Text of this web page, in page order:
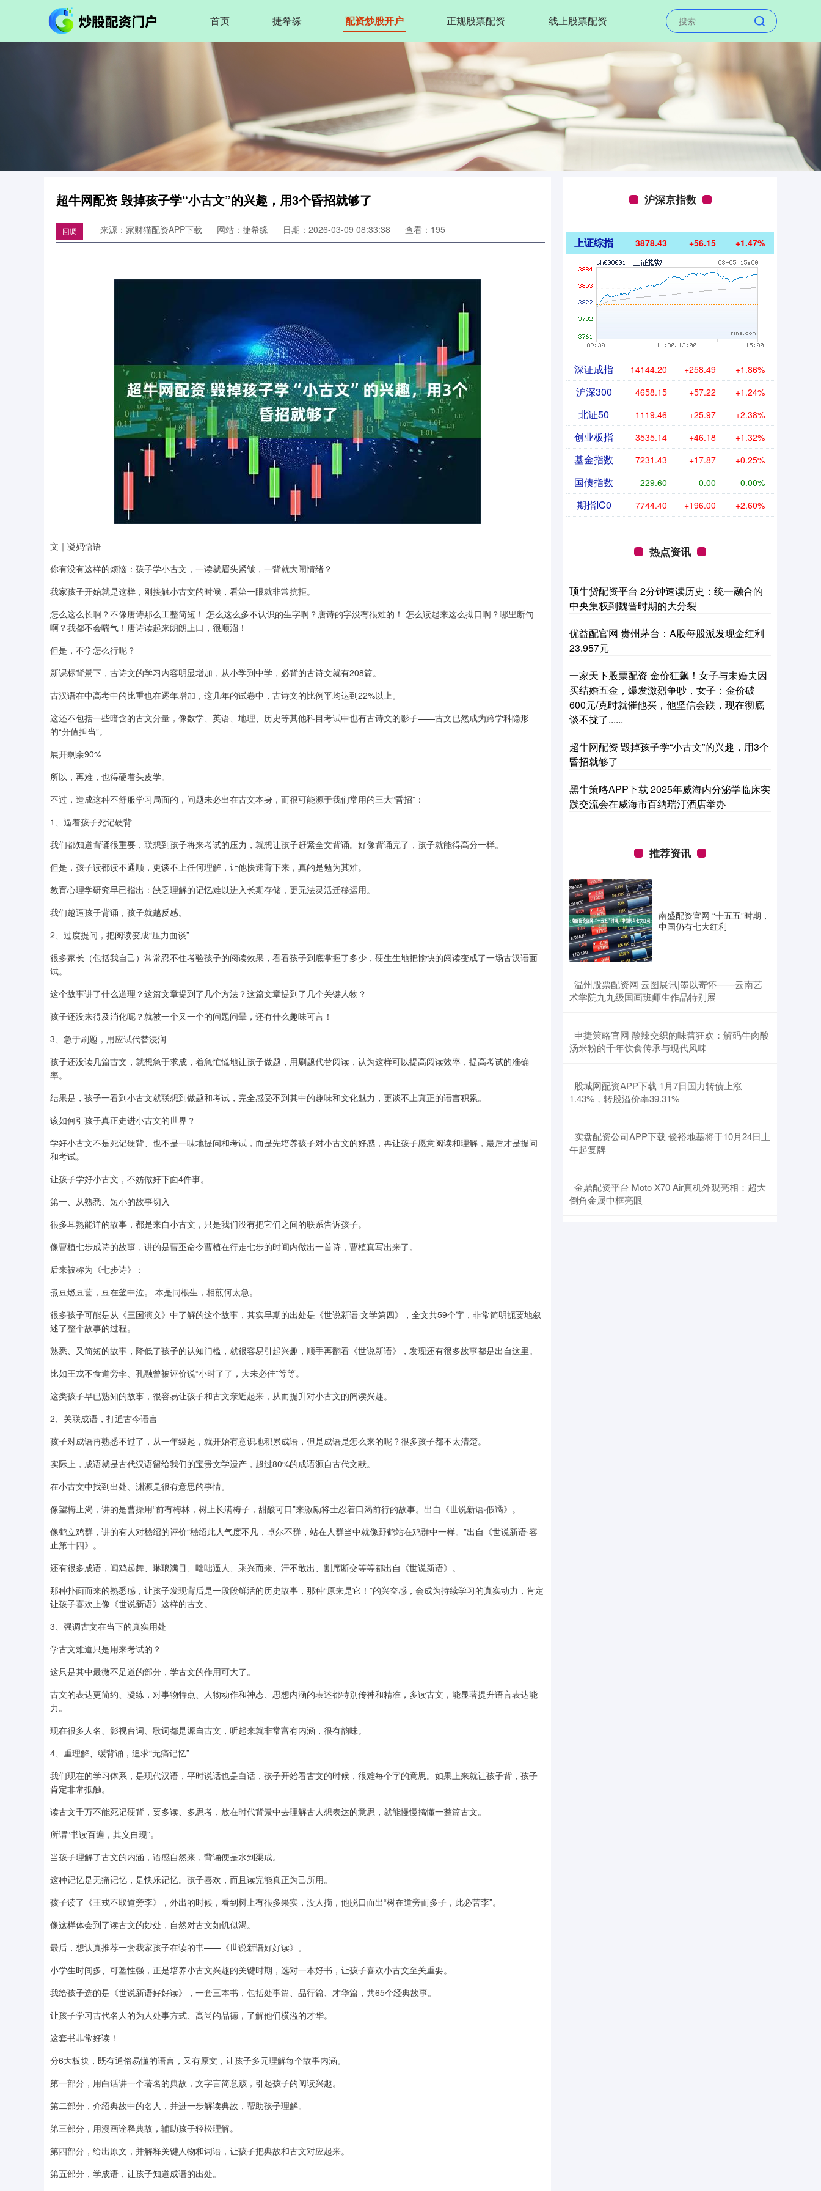
首页 捷希缘 配资炒股开户 正规股票配资 线上股票配资
超牛网配资 毁掉孩子学“小古文”的兴趣，用3个昏招就够了
回调 来源：家财猫配资APP下载 网站：捷希缘 日期：2026-03-09 08:33:38 查看：195
文｜凝妈悟语
你有没有这样的烦恼：孩子学小古文，一读就眉头紧皱，一背就大闹情绪？
我家孩子开始就是这样，刚接触小古文的时候，看第一眼就非常抗拒。
怎么这么长啊？不像唐诗那么工整简短！ 怎么这么多不认识的生字啊？唐诗的字没有很难的！ 怎么读起来这么拗口啊？哪里断句
啊？我都不会喘气！唐诗读起来朗朗上口，很顺溜！
但是，不学怎么行呢？
新课标背景下，古诗文的学习内容明显增加，从小学到中学，必背的古诗文就有208篇。
古汉语在中高考中的比重也在逐年增加，这几年的试卷中，古诗文的比例平均达到22%以上。
这还不包括一些暗含的古文分量，像数学、英语、地理、历史等其他科目考试中也有古诗文的影子——古文已然成为跨学科隐形
的“分值担当”。
展开剩余90%
所以，再难，也得硬着头皮学。
不过，造成这种不舒服学习局面的，问题未必出在古文本身，而很可能源于我们常用的三大“昏招”：
1、逼着孩子死记硬背
我们都知道背诵很重要，联想到孩子将来考试的压力，就想让孩子赶紧全文背诵。好像背诵完了，孩子就能得高分一样。
但是，孩子读都读不通顺，更谈不上任何理解，让他快速背下来，真的是勉为其难。
教育心理学研究早已指出：缺乏理解的记忆难以进入长期存储，更无法灵活迁移运用。
我们越逼孩子背诵，孩子就越反感。
2、过度提问，把阅读变成“压力面谈”
很多家长（包括我自己）常常忍不住考验孩子的阅读效果，看看孩子到底掌握了多少，硬生生地把愉快的阅读变成了一场古汉语面
试。
这个故事讲了什么道理？这篇文章提到了几个方法？这篇文章提到了几个关键人物？
孩子还没来得及消化呢？就被一个又一个的问题问晕，还有什么趣味可言！
3、急于刷题，用应试代替浸润
孩子还没读几篇古文，就想急于求成，着急忙慌地让孩子做题，用刷题代替阅读，认为这样可以提高阅读效率，提高考试的准确
率。
结果是，孩子一看到小古文就联想到做题和考试，完全感受不到其中的趣味和文化魅力，更谈不上真正的语言积累。
该如何引孩子真正走进小古文的世界？
学好小古文不是死记硬背、也不是一味地提问和考试，而是先培养孩子对小古文的好感，再让孩子愿意阅读和理解，最后才是提问
和考试。
让孩子学好小古文，不妨做好下面4件事。
第一、从熟悉、短小的故事切入
很多耳熟能详的故事，都是来自小古文，只是我们没有把它们之间的联系告诉孩子。
像曹植七步成诗的故事，讲的是曹丕命令曹植在行走七步的时间内做出一首诗，曹植真写出来了。
后来被称为《七步诗》：
煮豆燃豆葚，豆在釜中泣。 本是同根生，相煎何太急。
很多孩子可能是从《三国演义》中了解的这个故事，其实早期的出处是《世说新语·文学第四》，全文共59个字，非常简明扼要地叙
述了整个故事的过程。
熟悉、又简短的故事，降低了孩子的认知门槛，就很容易引起兴趣，顺手再翻看《世说新语》，发现还有很多故事都是出自这里。
比如王戎不食道旁李、孔融曾被评价说“小时了了，大未必佳”等等。
这类孩子早已熟知的故事，很容易让孩子和古文亲近起来，从而提升对小古文的阅读兴趣。
2、关联成语，打通古今语言
孩子对成语再熟悉不过了，从一年级起，就开始有意识地积累成语，但是成语是怎么来的呢？很多孩子都不太清楚。
实际上，成语就是古代汉语留给我们的宝贵文学遗产，超过80%的成语源自古代文献。
在小古文中找到出处、渊源是很有意思的事情。
像望梅止渴，讲的是曹操用“前有梅林，树上长满梅子，甜酸可口”来激励将士忍着口渴前行的故事。出自《世说新语·假谲》。
像鹤立鸡群，讲的有人对嵇绍的评价“嵇绍此人气度不凡，卓尔不群，站在人群当中就像野鹤站在鸡群中一样。”出自《世说新语·容
止第十四》。
还有很多成语，闻鸡起舞、琳琅满目、咄咄逼人、乘兴而来、汗不敢出、割席断交等等都出自《世说新语》。
那种扑面而来的熟悉感，让孩子发现背后是一段段鲜活的历史故事，那种“原来是它！”的兴奋感，会成为持续学习的真实动力，肯定
让孩子喜欢上像《世说新语》这样的古文。
3、强调古文在当下的真实用处
学古文难道只是用来考试的？
这只是其中最微不足道的部分，学古文的作用可大了。
古文的表达更简约、凝练，对事物特点、人物动作和神态、思想内涵的表述都特别传神和精准，多读古文，能显著提升语言表达能
力。
现在很多人名、影视台词、歌词都是源自古文，听起来就非常富有内涵，很有韵味。
4、重理解、缓背诵，追求“无痛记忆”
我们现在的学习体系，是现代汉语，平时说话也是白话，孩子开始看古文的时候，很难每个字的意思。如果上来就让孩子背，孩子
肯定非常抵触。
读古文千万不能死记硬背，要多读、多思考，放在时代背景中去理解古人想表达的意思，就能慢慢搞懂一整篇古文。
所谓“书读百遍，其义自现”。
当孩子理解了古文的内涵，语感自然来，背诵便是水到渠成。
这种记忆是无痛记忆，是快乐记忆。孩子喜欢，而且读完能真正为己所用。
孩子读了《王戎不取道旁李》，外出的时候，看到树上有很多果实，没人摘，他脱口而出“树在道旁而多子，此必苦李”。
像这样体会到了读古文的妙处，自然对古文如饥似渴。
最后，想认真推荐一套我家孩子在读的书——《世说新语好好读》。
小学生时间多、可塑性强，正是培养小古文兴趣的关键时期，选对一本好书，让孩子喜欢小古文至关重要。
我给孩子选的是《世说新语好好读》，一套三本书，包括处事篇、品行篇、才华篇，共65个经典故事。
让孩子学习古代名人的为人处事方式、高尚的品德，了解他们横溢的才华。
这套书非常好读！
分6大板块，既有通俗易懂的语言，又有原文，让孩子多元理解每个故事内涵。
第一部分，用白话讲一个著名的典故，文字言简意赅，引起孩子的阅读兴趣。
第二部分，介绍典故中的名人，并进一步解读典故，帮助孩子理解。
第三部分，用漫画诠释典故，辅助孩子轻松理解。
第四部分，给出原文，并解释关键人物和词语，让孩子把典故和古文对应起来。
第五部分，学成语，让孩子知道成语的出处。
沪深京指数
上证综指 3878.43 +56.15 +1.47%
深证成指 14144.20 +258.49 +1.86%
沪深300 4658.15 +57.22 +1.24%
北证50 1119.46 +25.97 +2.38%
创业板指 3535.14 +46.18 +1.32%
基金指数 7231.43 +17.87 +0.25%
国债指数 229.60 -0.00 0.00%
期指IC0 7744.40 +196.00 +2.60%
热点资讯
顶牛贷配资平台 2分钟速读历史：统一融合的
中央集权到魏晋时期的大分裂
优益配官网 贵州茅台：A股每股派发现金红利
23.957元
一家天下股票配资 金价狂飙！女子与未婚夫因
买结婚五金，爆发激烈争吵，女子：金价破
600元/克时就催他买，他坚信会跌，现在彻底
谈不拢了......
超牛网配资 毁掉孩子学“小古文”的兴趣，用3个
昏招就够了
黑牛策略APP下载 2025年威海内分泌学临床实
践交流会在威海市百纳瑞汀酒店举办
推荐资讯
南盛配资官网 “十五五”时期，
中国仍有七大红利
​温州股票配资网 云图展讯|墨以寄怀——云南艺
术学院九九级国画班师生作品特别展
​申捷策略官网 酸辣交织的味蕾狂欢：解码牛肉酸
汤米粉的千年饮食传承与现代风味
​股城网配资APP下载 1月7日国力转债上涨
1.43%，转股溢价率39.31%
​实盘配资公司APP下载 俊裕地基将于10月24日上
午起复牌
​金鼎配资平台 Moto X70 Air真机外观亮相：超大
倒角金属中框亮眼